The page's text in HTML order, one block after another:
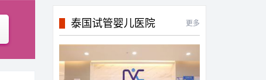
泰国试管婴儿医院 更多